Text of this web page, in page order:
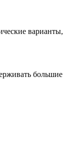
варианты,
большие